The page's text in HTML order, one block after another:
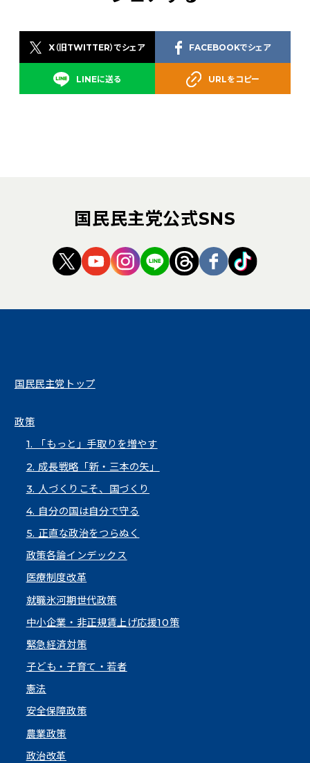
X（旧TWITTER）でシェア
LINEに送る
FACEBOOKでシェア
URLをコピー
国民民主党公式SNS
（新しいタブで開く）
（新しいタブで開く）
（新しいタブで開く）
（新しいタブで開く）
（新しいタブで開
（新しいタブ
（新しい
国民民主党トップ
政策
1. 「もっと」手取りを増やす
2. 成長戦略「新・三本の矢」
3. 人づくりこそ、国づくり
4. 自分の国は自分で守る
5. 正直な政治をつらぬく
政策各論インデックス
医療制度改革
就職氷河期世代政策
中小企業・非正規賃上げ応援10策
緊急経済対策
子ども・子育て・若者
憲法
安全保障政策
農業政策
政治改革